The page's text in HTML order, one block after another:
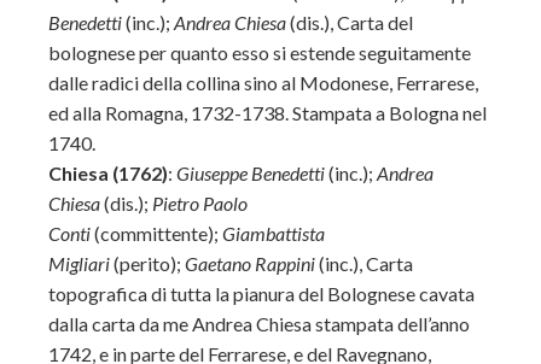
Benedetti(inc.); Andrea Chiesa(dis.), Carta del
bolognese per quanto esso si estende seguitamente
dalle radici della collina sino al Modonese, Ferrarese,
ed alla Romagna, 1732-1738. Stampata a Bologna nel
1740.
Chiesa (1762): Giuseppe Benedetti(inc.); Andrea
Chiesa(dis.); Pietro Paolo
Conti(committente); Giambattista
Migliari(perito); Gaetano Rappini(inc.), Carta
topografica di tutta la pianura del Bolognese cavata
dalla carta da me Andrea Chiesa stampata dell’anno
1742, e in parte del Ferrarese, e del Ravegnano,